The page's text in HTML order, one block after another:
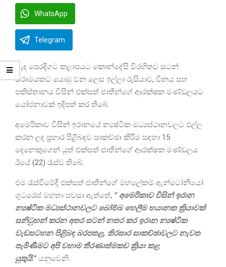
WhatsApp
Telegram
මැද පෙරදිගට කළාපයට කොන්දේසි විරහිතව සටන්
විරාමයකට යොමු වන ලෙස ඉල්ලා රුසියාව, චීනය සහ
පකිස්තානය විසින් එක්සත් ජාතීන්ගේ ආරක්ෂක මණ්ඩලයට
යෝජනාවක් ඉදිපත් කර තිබේ.
අමෙරිකාව විසින් ඉරානයේ න්‍යෂ්ටික මධ්‍යස්ථානවලට එල්ල
කරන ලද ප්‍රහාර පිළිබඳව සාකච්ඡා කිරීම සඳහා 15
දෙනෙකුගෙන් යුත් එක්සත් ජාතීන්ගේ ආරක්ෂක මණ්ඩලය
ඊයේ (22) රැස්ව තිබේ.
එම රැස්වීමේදී එක්සත් ජාතීන්ගේ මහලේකම් ඇන්ටෝනියෝ
ගුටරෙස් මහතා පවසා ඇත්තේ, ” අමෙරිකාව විසින් ඉරාන
න්‍යෂ්ටික මධ්‍යස්ථානවලට බෝම්බ හෙලීම භයානක ක්‍රියාවක්
සනිටුහන් කරන අතර සටන් නතර කර ඉරාන න්‍යෂ්ටික
වැඩසටහන පිළිබඳ බරපතළ, තිරසාර සාකච්ඡාවලට නැවත
පැමිණීමට අපි වහාම තීරණාත්මකව ක්‍රියා කළ
යුතුයි.”යනුවෙනි.